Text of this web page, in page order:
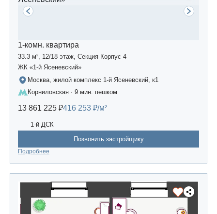
1-комн. квартира
33.3 м², 12/18 этаж, Секция Корпус 4
ЖК «1-й Ясеневский»
Москва, жилой комплекс 1-й Ясеневский, к1
Корниловская · 9 мин. пешком
13 861 225 ₽416 253 ₽/м²
1-й ДСК
Позвонить застройщику
Подробнее